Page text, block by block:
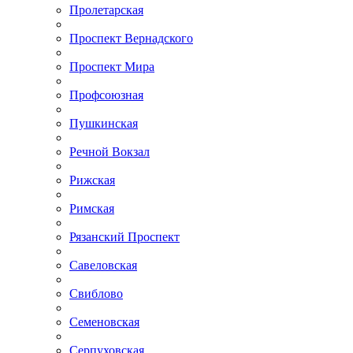
Пролетарская
Проспект Вернадского
Проспект Мира
Профсоюзная
Пушкинская
Речной Вокзал
Рижская
Римская
Рязанский Проспект
Савеловская
Свиблово
Семеновская
Серпуховская